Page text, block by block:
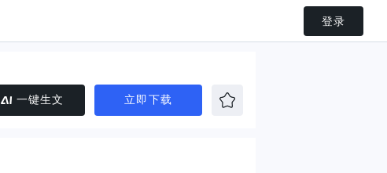
登录
一键生文 立即下载